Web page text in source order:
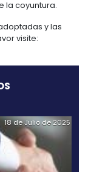
que incluyan
pretende
y
con
Restrepo,
Se
los temas de
de recreación.
agencias de